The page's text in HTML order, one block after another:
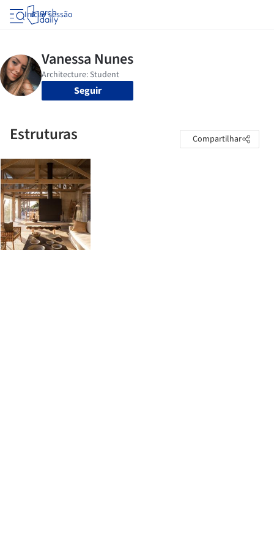
Iniciar sessão
Seguir
Estruturas Compartilhar